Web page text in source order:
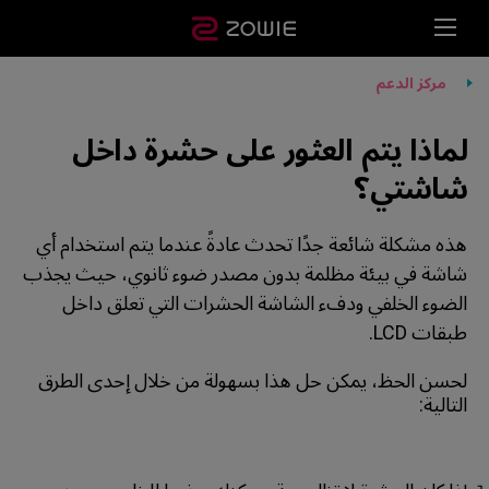
مركز الدعم
لماذا يتم العثور على حشرة داخل
شاشتي؟
هذه مشكلة شائعة جدًا تحدث عادةً عندما يتم استخدام أي
شاشة في بيئة مظلمة بدون مصدر ضوء ثانوي، حيث يجذب
الضوء الخلفي ودفء الشاشة الحشرات التي تعلق داخل
طبقات LCD.
لحسن الحظ، يمكن حل هذا بسهولة من خلال إحدى الطرق
التالية: